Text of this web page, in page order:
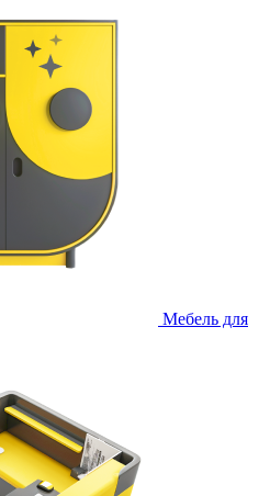
Мебель для